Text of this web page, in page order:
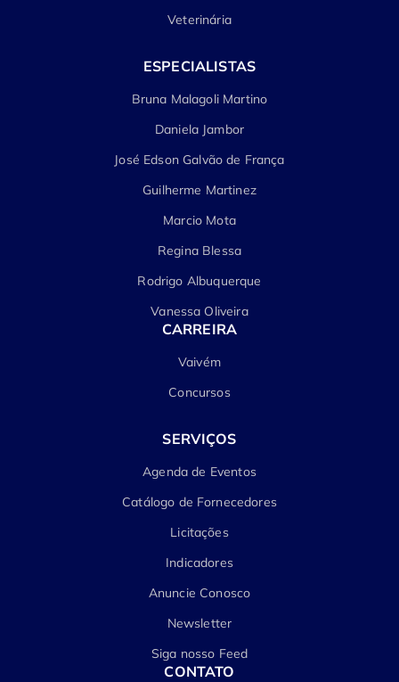
Veterinária
ESPECIALISTAS
Bruna Malagoli Martino
Daniela Jambor
José Edson Galvão de França
Guilherme Martinez
Marcio Mota
Regina Blessa
Rodrigo Albuquerque
Vanessa Oliveira
CARREIRA
Vaivém
Concursos
SERVIÇOS
Agenda de Eventos
Catálogo de Fornecedores
Licitações
Indicadores
Anuncie Conosco
Newsletter
Siga nosso Feed
CONTATO